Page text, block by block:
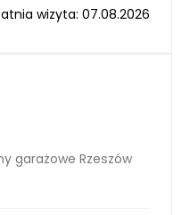
wizyta: 07.08.2026
garażowe Rzeszów